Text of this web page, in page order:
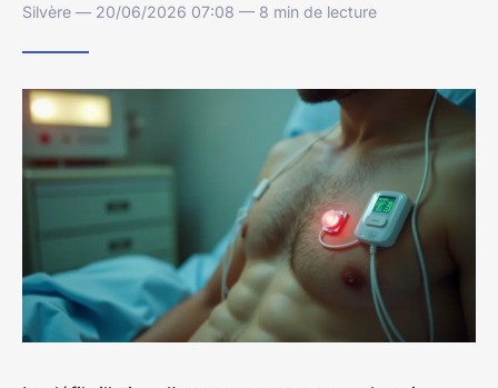
Silvère — 20/06/2026 07:08 — 8 min de lecture